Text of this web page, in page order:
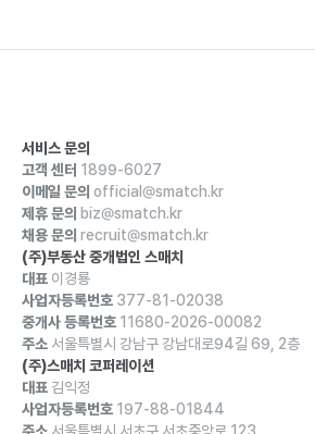
서비스 문의
고객 센터 1899-6027
이메일 문의 official@smatch.kr
제휴 문의 biz@smatch.kr
채용 문의 recruit@smatch.kr
(주)부동산 중개법인 스매치
대표 이경룡
사업자등록번호 377-81-02038
중개사 등록번호 11680-2026-00082
주소 서울특별시 강남구 강남대로94길 69, 2층
(주)스매치 코퍼레이션
대표 김익정
사업자등록번호 197-88-01844
주소 서울특별시 서초구 서초중앙로 123